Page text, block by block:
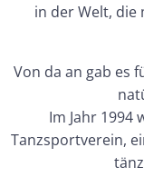
in der Welt, die
Von da an gab es
Im Jahr 1994
Tanzsportverein,